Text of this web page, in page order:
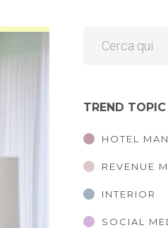
TREND TOPIC
HOTEL
REVENUE
INTERIOR
SOCIAL